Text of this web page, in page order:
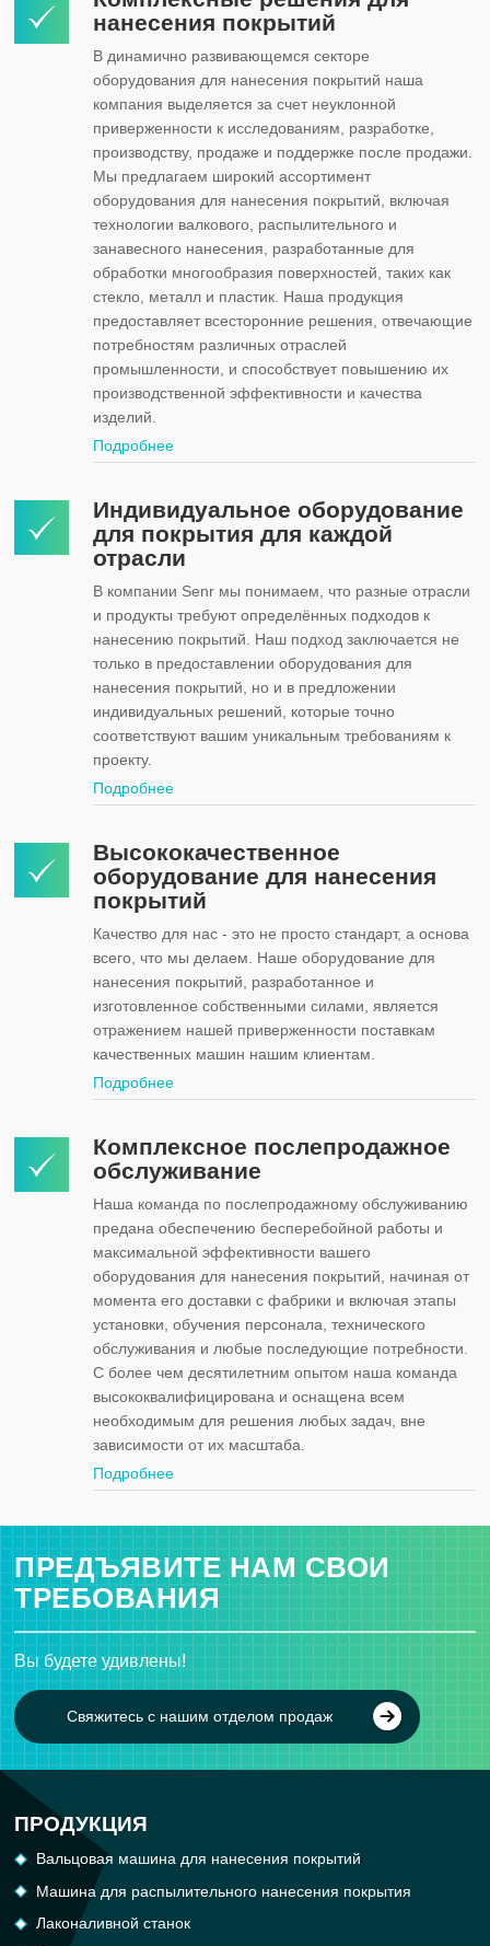
нанесения покрытий
В динамично развивающемся секторе
оборудования для нанесения покрытий наша
компания выделяется за счет неуклонной
приверженности к исследованиям, разработке,
производству, продаже и поддержке после продажи.
Мы предлагаем широкий ассортимент
оборудования для нанесения покрытий, включая
технологии валкового, распылительного и
занавесного нанесения, разработанные для
обработки многообразия поверхностей, таких как
стекло, металл и пластик. Наша продукция
предоставляет всесторонние решения, отвечающие
потребностям различных отраслей
промышленности, и способствует повышению их
производственной эффективности и качества
изделий.
Подробнее
Индивидуальное оборудование
для покрытия для каждой
отрасли
В компании Senr мы понимаем, что разные отрасли
и продукты требуют определённых подходов к
нанесению покрытий. Наш подход заключается не
только в предоставлении оборудования для
нанесения покрытий, но и в предложении
индивидуальных решений, которые точно
соответствуют вашим уникальным требованиям к
проекту.
Подробнее
Высококачественное
оборудование для нанесения
покрытий
Качество для нас - это не просто стандарт, а основа
всего, что мы делаем. Наше оборудование для
нанесения покрытий, разработанное и
изготовленное собственными силами, является
отражением нашей приверженности поставкам
качественных машин нашим клиентам.
Подробнее
Комплексное послепродажное
обслуживание
Наша команда по послепродажному обслуживанию
предана обеспечению бесперебойной работы и
максимальной эффективности вашего
оборудования для нанесения покрытий, начиная от
момента его доставки с фабрики и включая этапы
установки, обучения персонала, технического
обслуживания и любые последующие потребности.
С более чем десятилетним опытом наша команда
высококвалифицирована и оснащена всем
необходимым для решения любых задач, вне
зависимости от их масштаба.
Подробнее
ПРЕДЪЯВИТЕ НАМ СВОИ
ТРЕБОВАНИЯ
Вы будете удивлены!
Свяжитесь с нашим отделом продаж
ПРОДУКЦИЯ
Вальцовая машина для нанесения покрытий
Машина для распылительного нанесения покрытия
Лаконаливной станок